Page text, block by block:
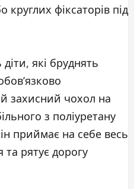
фіксаторів під
які бруднять
захисний чохол на
з поліуретану
приймає на себе весь
та рятує дорогу